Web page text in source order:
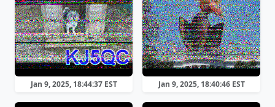
Jan 9, 2025, 18:44:37 EST Jan 9, 2025, 18:40:46 EST